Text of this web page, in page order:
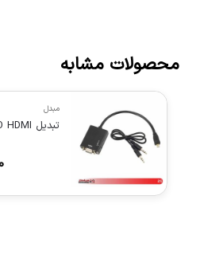
محصولات مشابه
مبدل
تبدیل VGA TO MICRO HDMI